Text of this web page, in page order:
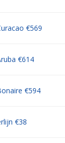
€569
€614
€594
€38